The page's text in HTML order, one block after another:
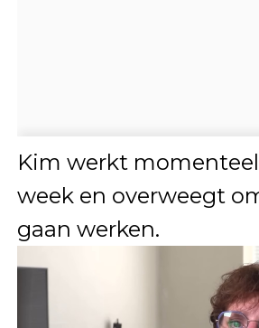
Kim werkt
week en overweegt
gaan werken.